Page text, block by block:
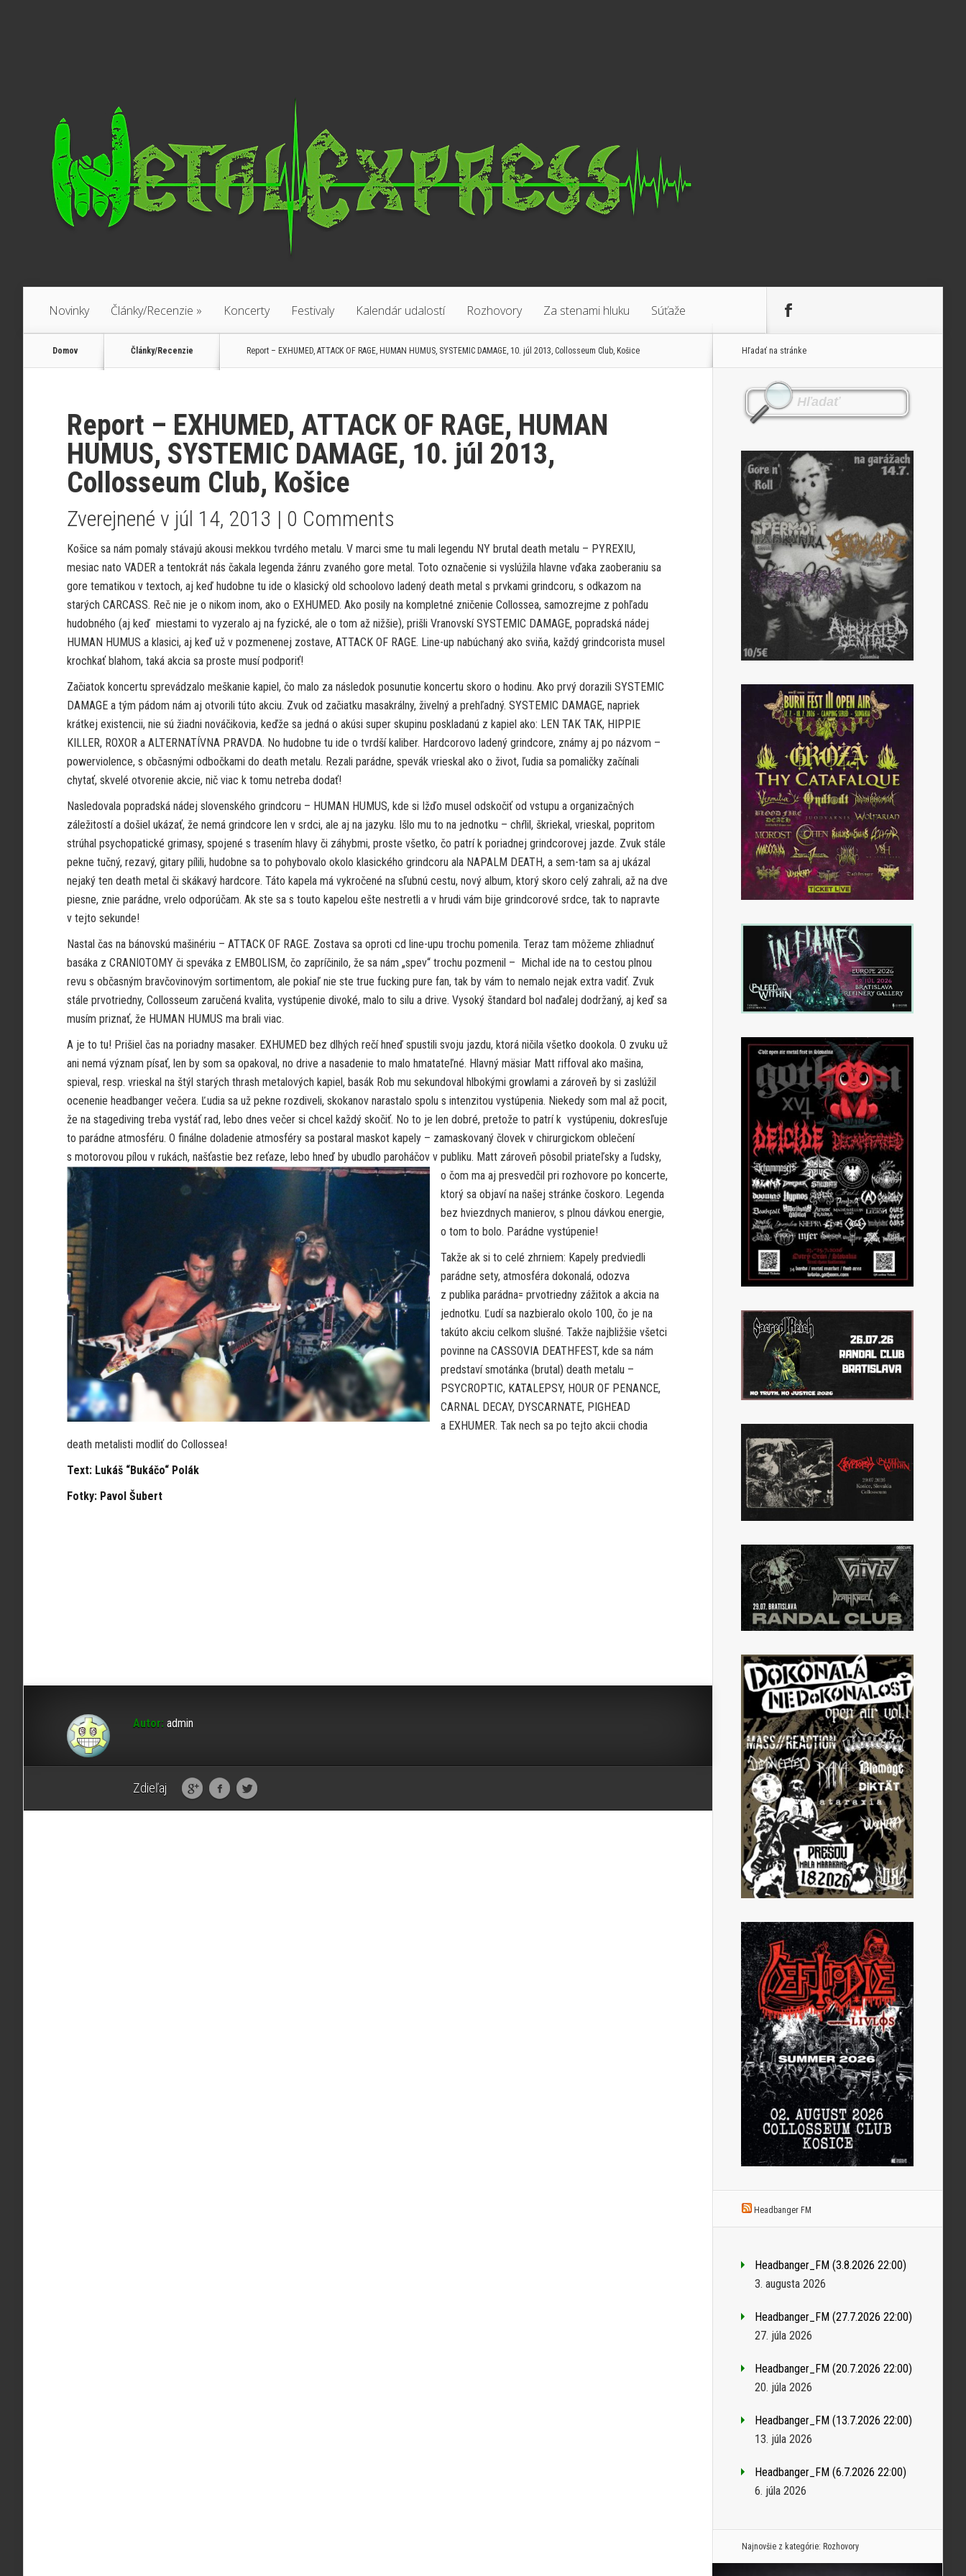
Novinky Články/Recenzie » Koncerty Festivaly Kalendár udalostí Rozhovory Za stenami hluku Súťaže
Domov Články/Recenzie Report – EXHUMED, ATTACK OF RAGE, HUMAN HUMUS, SYSTEMIC DAMAGE, 10. júl 2013, Collosseum Club, Košice
Report – EXHUMED, ATTACK OF RAGE, HUMAN
HUMUS, SYSTEMIC DAMAGE, 10. júl 2013,
Collosseum Club, Košice
Zverejnené v júl 14, 2013 | 0 Comments
Košice sa nám pomaly stávajú akousi mekkou tvrdého metalu. V marci sme tu mali legendu NY brutal death metalu – PYREXIU,
mesiac nato VADER a tentokrát nás čakala legenda žánru zvaného gore metal. Toto označenie si vyslúžila hlavne vďaka zaoberaniu sa
gore tematikou v textoch, aj keď hudobne tu ide o klasický old schoolovo ladený death metal s prvkami grindcoru, s odkazom na
starých CARCASS. Reč nie je o nikom inom, ako o EXHUMED. Ako posily na kompletné zničenie Collossea, samozrejme z pohľadu
hudobného (aj keď miestami to vyzeralo aj na fyzické, ale o tom až nižšie), prišli Vranovskí SYSTEMIC DAMAGE, popradská nádej
HUMAN HUMUS a klasici, aj keď už v pozmenenej zostave, ATTACK OF RAGE. Line-up nabúchaný ako sviňa, každý grindcorista musel
krochkať blahom, taká akcia sa proste musí podporiť!
Začiatok koncertu sprevádzalo meškanie kapiel, čo malo za následok posunutie koncertu skoro o hodinu. Ako prvý dorazili SYSTEMIC
DAMAGE a tým pádom nám aj otvorili túto akciu. Zvuk od začiatku masakrálny, živelný a prehľadný. SYSTEMIC DAMAGE, napriek
krátkej existencii, nie sú žiadni nováčikovia, keďže sa jedná o akúsi super skupinu poskladanú z kapiel ako: LEN TAK TAK, HIPPIE
KILLER, ROXOR a ALTERNATÍVNA PRAVDA. No hudobne tu ide o tvrdší kaliber. Hardcorovo ladený grindcore, známy aj po názvom –
powerviolence, s občasnými odbočkami do death metalu. Rezali parádne, spevák vrieskal ako o život, ľudia sa pomaličky začínali
chytať, skvelé otvorenie akcie, nič viac k tomu netreba dodať!
Nasledovala popradská nádej slovenského grindcoru – HUMAN HUMUS, kde si Ižďo musel odskočiť od vstupu a organizačných
záležitostí a došiel ukázať, že nemá grindcore len v srdci, ale aj na jazyku. Išlo mu to na jednotku – chŕlil, škriekal, vrieskal, popritom
strúhal psychopatické grimasy, spojené s trasením hlavy či záhybmi, proste všetko, čo patrí k poriadnej grindcorovej jazde. Zvuk stále
pekne tučný, rezavý, gitary pílili, hudobne sa to pohybovalo okolo klasického grindcoru ala NAPALM DEATH, a sem-tam sa aj ukázal
nejaký ten death metal či skákavý hardcore. Táto kapela má vykročené na sľubnú cestu, nový album, ktorý skoro celý zahrali, až na dve
piesne, znie parádne, vrelo odporúčam. Ak ste sa s touto kapelou ešte nestretli a v hrudi vám bije grindcorové srdce, tak to napravte
v tejto sekunde!
Nastal čas na bánovskú mašinériu – ATTACK OF RAGE. Zostava sa oproti cd line-upu trochu pomenila. Teraz tam môžeme zhliadnuť
basáka z CRANIOTOMY či speváka z EMBOLISM, čo zapríčinilo, že sa nám „spev“ trochu pozmenil – Michal ide na to cestou plnou
revu s občasným bravčovinovým sortimentom, ale pokiaľ nie ste true fucking pure fan, tak by vám to nemalo nejak extra vadiť. Zvuk
stále prvotriedny, Collosseum zaručená kvalita, vystúpenie divoké, malo to silu a drive. Vysoký štandard bol naďalej dodržaný, aj keď sa
musím priznať, že HUMAN HUMUS ma brali viac.
A je to tu! Prišiel čas na poriadny masaker. EXHUMED bez dlhých rečí hneď spustili svoju jazdu, ktorá ničila všetko dookola. O zvuku už
ani nemá význam písať, len by som sa opakoval, no drive a nasadenie to malo hmatateľné. Hlavný mäsiar Matt riffoval ako mašina,
spieval, resp. vrieskal na štýl starých thrash metalových kapiel, basák Rob mu sekundoval hlbokými growlami a zároveň by si zaslúžil
ocenenie headbanger večera. Ľudia sa už pekne rozdiveli, skokanov narastalo spolu s intenzitou vystúpenia. Niekedy som mal až pocit,
že na stagediving treba vystáť rad, lebo dnes večer si chcel každý skočiť. No to je len dobré, pretože to patrí k vystúpeniu, dokresľuje
to parádne atmosféru. O finálne doladenie atmosféry sa postaral maskot kapely – zamaskovaný človek v chirurgickom oblečení
s motorovou pílou v rukách, našťastie bez reťaze, lebo hneď by ubudlo paroháčov v publiku. Matt zároveň pôsobil priateľsky a ľudsky,
o čom ma aj presvedčil pri rozhovore po koncerte,
ktorý sa objaví na našej stránke čoskoro. Legenda
bez hviezdnych manierov, s plnou dávkou energie,
o tom to bolo. Parádne vystúpenie!
Takže ak si to celé zhrniem: Kapely predviedli
parádne sety, atmosféra dokonalá, odozva
z publika parádna= prvotriedny zážitok a akcia na
jednotku. Ľudí sa nazbieralo okolo 100, čo je na
takúto akciu celkom slušné. Takže najbližšie všetci
povinne na CASSOVIA DEATHFEST, kde sa nám
predstaví smotánka (brutal) death metalu –
PSYCROPTIC, KATALEPSY, HOUR OF PENANCE,
CARNAL DECAY, DYSCARNATE, PIGHEAD
a EXHUMER. Tak nech sa po tejto akcii chodia
death metalisti modliť do Collossea!
Text: Lukáš “Bukáčo“ Polák
Fotky: Pavol Šubert
Autor: admin
Zdieľaj
Hľadať na stránke
Headbanger FM
Headbanger_FM (3.8.2026 22:00)
3. augusta 2026
Headbanger_FM (27.7.2026 22:00)
27. júla 2026
Headbanger_FM (20.7.2026 22:00)
20. júla 2026
Headbanger_FM (13.7.2026 22:00)
13. júla 2026
Headbanger_FM (6.7.2026 22:00)
6. júla 2026
Najnovšie z kategórie: Rozhovory